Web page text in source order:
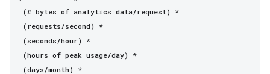
(# bytes of analytics data/request) *
(requests/second) *
(seconds/hour) *
(hours of peak usage/day) *
(days/month) *